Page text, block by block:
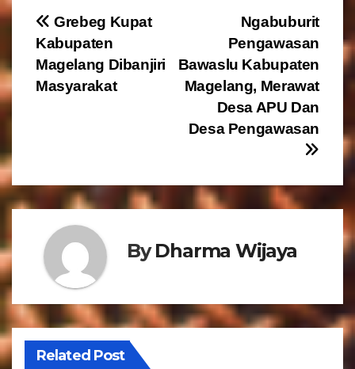
N
a
v
a
p
o
s
Ngabuburit
Pengawasan
Bawaslu Kabupaten
Magelang, Merawat
Desa APU Dan
Desa Pengawasan
Grebeg Kupat
Kabupaten
Magelang Dibanjiri
Masyarakat
ByDharma Wijaya
Related Post